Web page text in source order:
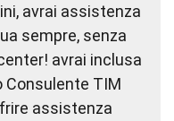
avrai assistenza
sempre, senza
avrai inclusa
Consulente TIM
assistenza